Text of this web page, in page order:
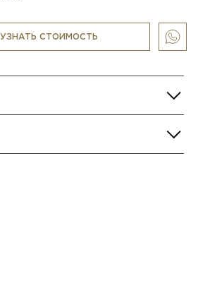
УЗНАТЬ СТОИМОСТЬ